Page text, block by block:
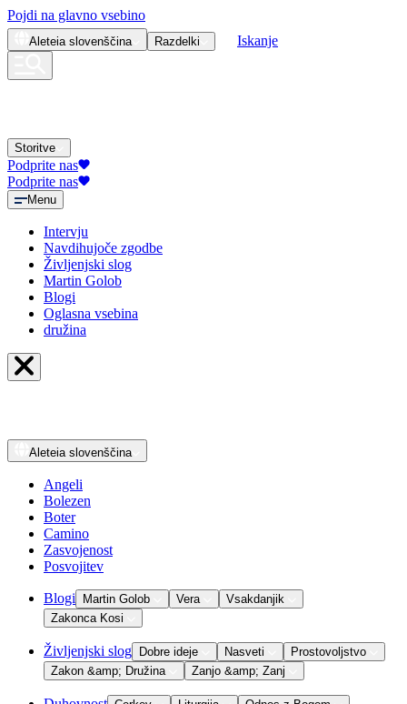
Pojdi na glavno vsebino
Aleteia slovenščina Razdelki Iskanje
Storitve
Podprite nas
Podprite nas
Menu
Intervju
Navdihujoče zgodbe
Življenjski slog
Martin Golob
Blogi
Oglasna vsebina
družina
Aleteia slovenščina
Angeli
Bolezen
Boter
Camino
Zasvojenost
Posvojitev
Blogi Martin Golob Vera
Vsakdanjik
Zakonca Kosi
Življenjski slog Dobre ideje Nasveti
Prostovoljstvo
Zakon &amp; Družina
Zanjo &amp; Zanj